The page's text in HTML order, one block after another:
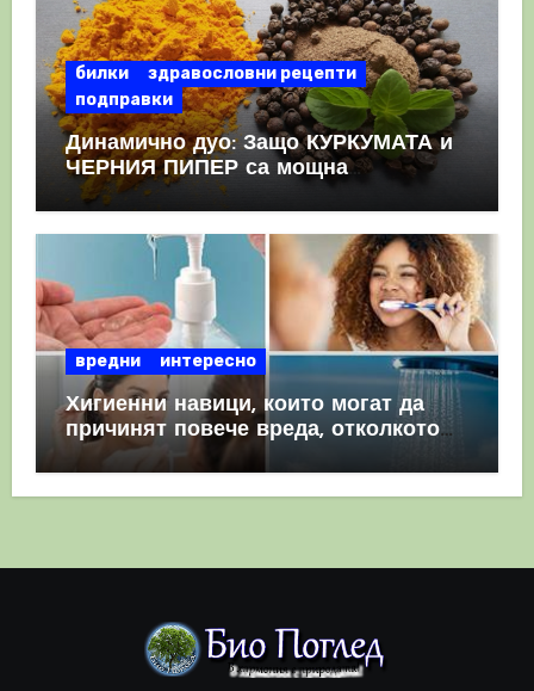
билки
здравословни рецепти
подправки
Динамично дуо: Защо КУРКУМАТА и
ЧЕРНИЯ ПИПЕР са мощна
комбинация
вредни интересно
Хигиенни навици, които могат да
причинят повече вреда, отколкото
полза